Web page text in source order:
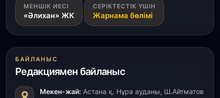
1 тамыз, 2026
Кинопоиск Қазақстан азаматтарының ең
танымал онлайн-кинотеатрына айналды
Ақмола облысындағы кездесуде кәсіпкерлер мен
ұстаздар «Әділет» партиясына өз ұсыныстарын
айтты
МЕНШІК ИЕСІ
«Әлихан» ЖК
СЕРІКТЕСТІК ҮШІН
Жарнама бөлімі
БАЙЛАНЫС
Редакциямен байланыс
Мекен-жай: Астана қ. Нұра ауданы, Ш.Айтматов